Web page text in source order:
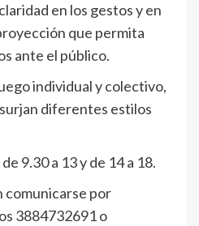
en los gestos y en
que permita
ante el público.
individual y colectivo,
diferentes estilos
9.30 a 13 y de 14 a 18.
comunicarse por
3884732691 o